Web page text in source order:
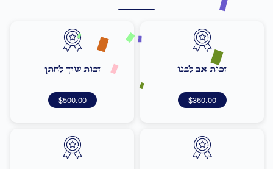
זכות אב לבנו
$360.00
זכות שיך לחתן
$500.00